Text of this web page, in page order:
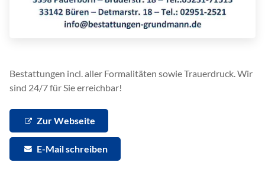
Bestattungen incl. aller Formalitäten sowie Trauerdruck. Wir
sind 24/7 für Sie erreichbar!
Zur Webseite
E-Mail schreiben